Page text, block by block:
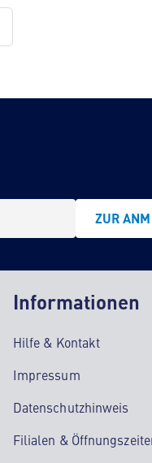
ZUR
Informationen
Hilfe & Kontakt
Impressum
Datenschutzhinweis
Filialen &